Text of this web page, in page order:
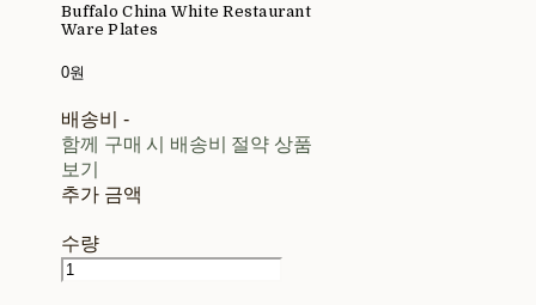
Buffalo China White Restaurant
Ware Plates
0원
배송비 -
함께 구매 시 배송비 절약 상품
보기
추가 금액
수량